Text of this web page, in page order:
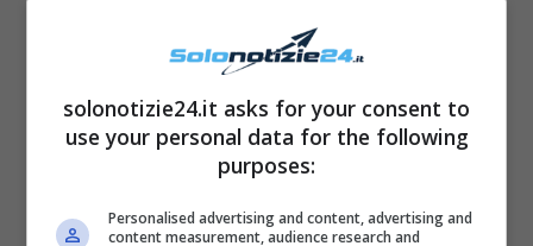
Benedetta Rossi supermercato – Solonotizie24
solonotizie24.it asks for your consent to
use your personal data for the following
purposes:
Personalised advertising and content, advertising and
content measurement, audience research and